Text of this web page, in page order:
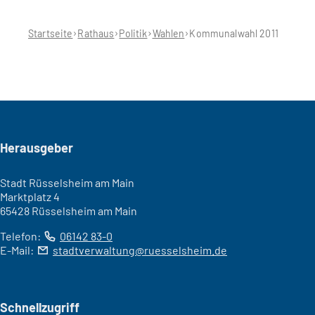
b
hier:Startseite Rathaus Politik Wahlen Kommunalwahl 2011
Seitenfuß
Herausgeber
Stadt Rüsselsheim am Main
Marktplatz 4
65428 Rüsselsheim am Main
Telefon:
06142 83-0
E-Mail:
stadtverwaltung ruesselsheim de
Schnellzugriff